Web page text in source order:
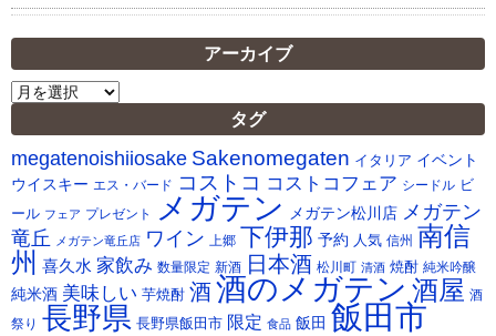
アーカイブ
ア
カ
イ
ブ
タグ
megatenoishiiosake Sakenomegaten イタリア イベント
ウイスキー エス・バード コストコ コストコフェア シードル ビ
ール フェア プレゼント メガテン メガテン松川店 メガテン
竜丘
メガテン竜丘店 ワイン 上郷 下伊那 予約 人気 信州 南信
州 喜久水 家飲み 数量限定 新酒 日本酒 松川町 清酒 焼酎 純米吟醸
純米酒 美味しい 芋焼酎 酒酒のメガテン 酒屋 酒
祭り 長野県 長野県飯田市 限定 食品 飯田 飯田市